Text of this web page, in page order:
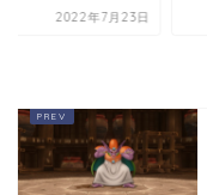
2022年7月23日